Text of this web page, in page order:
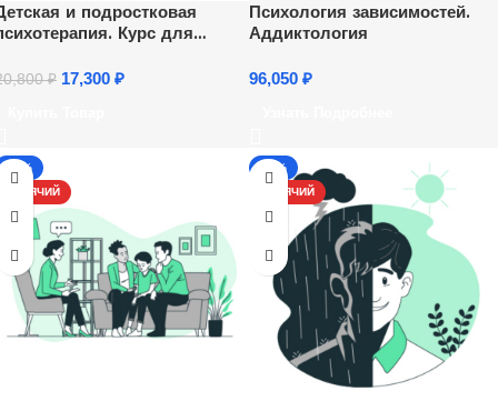
и подростковая
Курс для
₽ 17,300 ₽
Психология зависимостей.
Аддиктология
96,050 ₽
-17%
ГОРЯЧИЙ
-17%
ГОРЯЧИЙ